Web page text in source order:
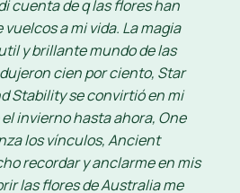
cuenta de q las flores han
a mi vida. La magia
y brillante mundo de las
cien por ciento, Star
Stability se convirtió en mi
invierno hasta ahora, One
los vínculos, Ancient
recordar y anclarme en mis
las flores de Australia me